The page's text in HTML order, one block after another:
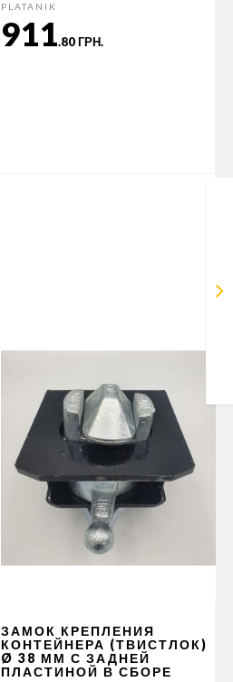
PLATANIK
911.80 ГРН.
ЗАМОК КРЕПЛЕНИЯ
КОНТЕЙНЕРА (ТВИСТЛОК)
Ø 38 ММ С ЗАДНЕЙ
ПЛАСТИНОЙ В СБОРЕ